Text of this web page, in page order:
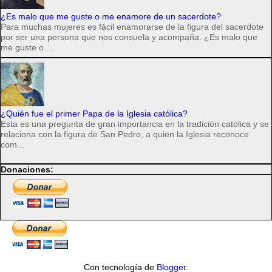
¿Es malo que me guste o me enamore de un sacerdote?
Para muchas mujeres es fácil enamorarse de la figura del sacerdote
por ser una persona que nos consuela y acompaña. ¿Es malo que
me guste o ...
¿Quién fue el primer Papa de la Iglesia católica?
Esta es una pregunta de gran importancia en la tradición católica y se
relaciona con la figura de San Pedro, a quien la Iglesia reconoce
com...
Donaciones:
Con tecnología de Blogger.